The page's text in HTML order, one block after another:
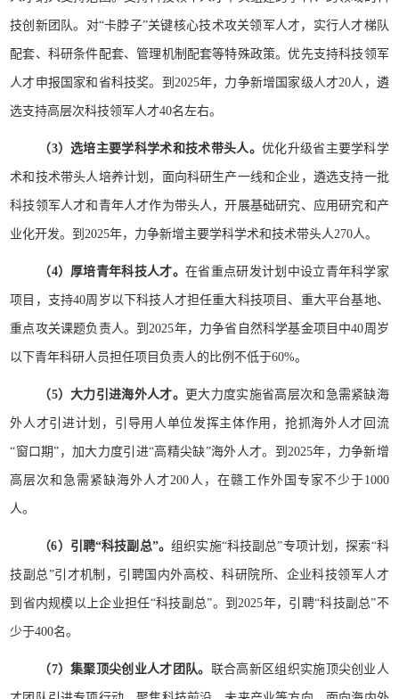
技创新团队。对“卡脖子”关键核心技术攻关领军人才，实行人才梯队
配套、科研条件配套、管理机制配套等特殊政策。优先支持科技领军
人才申报国家和省科技奖。到2025年，力争新增国家级人才20人，遴
选支持高层次科技领军人才40名左右。
（3）选培主要学科学术和技术带头人。 优化升级省主要学科学
术和技术带头人培养计划，面向科研生产一线和企业，遴选支持一批
科技领军人才和青年人才作为带头人，开展基础研究、应用研究和产
业化开发。到2025年，力争新增主要学科学术和技术带头人270人。
（4）厚培青年科技人才。在省重点研发计划中设立青年科学家
项目，支持40周岁以下科技人才担任重大科技项目、重大平台基地、
重点攻关课题负责人。到2025年，力争省自然科学基金项目中40周岁
以下青年科研人员担任项目负责人的比例不低于60%。
（5）大力引进海外人才。 更大力度实施省高层次和急需紧缺海
外人才引进计划，引导用人单位发挥主体作用，抢抓海外人才回流
“窗口期”，加大力度引进“高精尖缺”海外人才。到2025年，力争新增
高层次和急需紧缺海外人才200人，在赣工作外国专家不少于1000
人。
（6）引聘“科技副总”。组织实施“科技副总”专项计划，探索“科
技副总”引才机制，引聘国内外高校、科研院所、企业科技领军人才
到省内规模以上企业担任“科技副总”。到2025年，引聘“科技副总”不
少于400名。
（7）集聚顶尖创业人才团队。 联合高新区组织实施顶尖创业人